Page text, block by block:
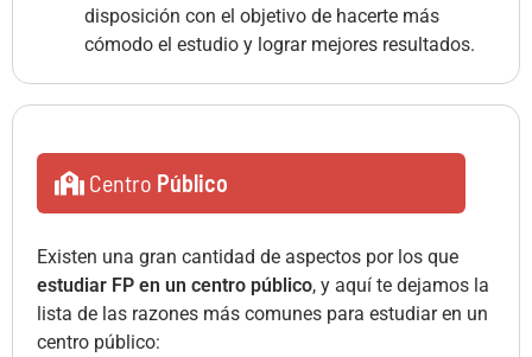
disposición con el objetivo de hacerte más
cómodo el estudio y lograr mejores resultados.
Centro Público
Existen una gran cantidad de aspectos por los que
estudiar FP en un centro público, y aquí te dejamos la
lista de las razones más comunes para estudiar en un
centro público: